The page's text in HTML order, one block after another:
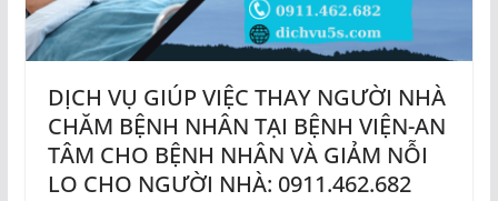
DỊCH VỤ GIÚP VIỆC THAY NGƯỜI NHÀ
CHĂM BỆNH NHÂN TẠI BỆNH VIỆN-AN
TÂM CHO BỆNH NHÂN VÀ GIẢM NỖI
LO CHO NGƯỜI NHÀ: 0911.462.682